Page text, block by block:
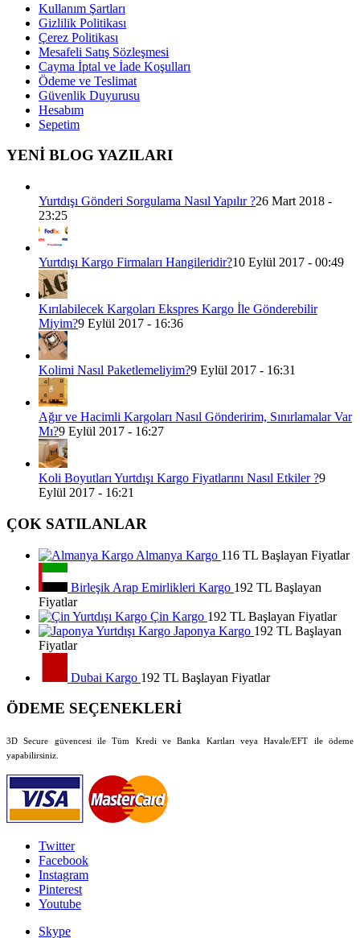
Kullanım Şartları
Gizlilik Politikası
Çerez Politikası
Mesafeli Satış Sözleşmesi
Cayma İptal ve İade Koşulları
Ödeme ve Teslimat
Güvenlik Duyurusu
Hesabım
Sepetim
YENİ BLOG YAZILARI
Yurtdışı Gönderi Sorgulama Nasıl Yapılır ?26 Mart 2018 -
23:25
Yurtdışı Kargo Firmaları Hangileridir?10 Eylül 2017 - 00:49
Kırılabilecek Kargoları Ekspres Kargo İle Gönderebilir
Miyim?9 Eylül 2017 - 16:36
Kolimi Nasıl Paketlemeliyim?9 Eylül 2017 - 16:31
Ağır ve Hacimli Kargoları Nasıl Gönderirim, Sınırlamalar Var
Mı?9 Eylül 2017 - 16:27
Koli Boyutları Yurtdışı Kargo Fiyatlarını Nasıl Etkiler ?9
Eylül 2017 - 16:21
ÇOK SATILANLAR
Almanya Kargo 116 TL Başlayan Fiyatlar
Birleşik Arap Emirlikleri Kargo 192 TL Başlayan
Fiyatlar
Çin Kargo 192 TL Başlayan Fiyatlar
Japonya Kargo 192 TL Başlayan
Fiyatlar
Dubai Kargo 192 TL Başlayan Fiyatlar
ÖDEME SEÇENEKLERİ
3D Secure güvencesi ile Tüm Kredi ve Banka Kartları veya Havale/EFT ile ödeme
yapabilirsiniz.
Twitter
Facebook
Instagram
Pinterest
Youtube
Skype